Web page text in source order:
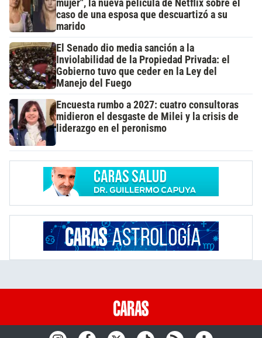
mujer", la nueva película de Netflix sobre el
caso de una esposa que descuartizó a su
marido
El Senado dio media sanción a la
Inviolabilidad de la Propiedad Privada: el
Gobierno tuvo que ceder en la Ley del
Manejo del Fuego
Encuesta rumbo a 2027: cuatro consultoras
midieron el desgaste de Milei y la crisis de
liderazgo en el peronismo